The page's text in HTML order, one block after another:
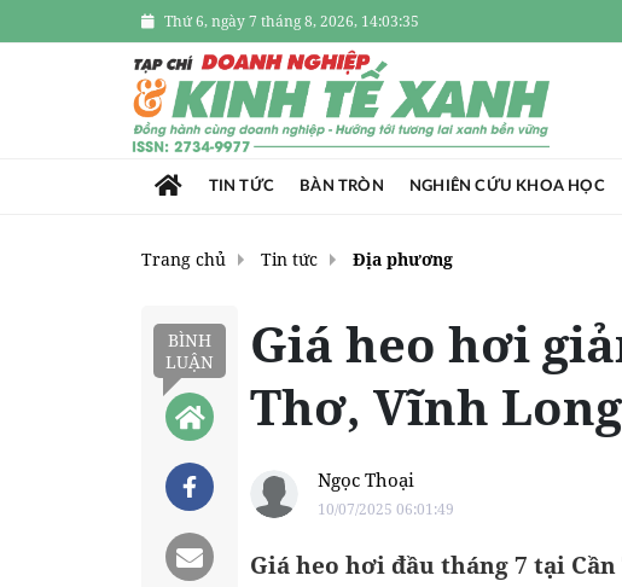
Thứ 6, ngày 7 tháng 8, 2026, 14:03:37
TIN TỨC BÀN TRÒN NGHIÊN CỨU KHOA HỌC
Trang chủ Tin tức Địa phương
BÌNH
LUẬN
Giá heo hơi
Thơ, Vĩnh Long
Ngọc Thoại
10/07/2025 06:01:49
Giá heo hơi đầu tháng 7 tại